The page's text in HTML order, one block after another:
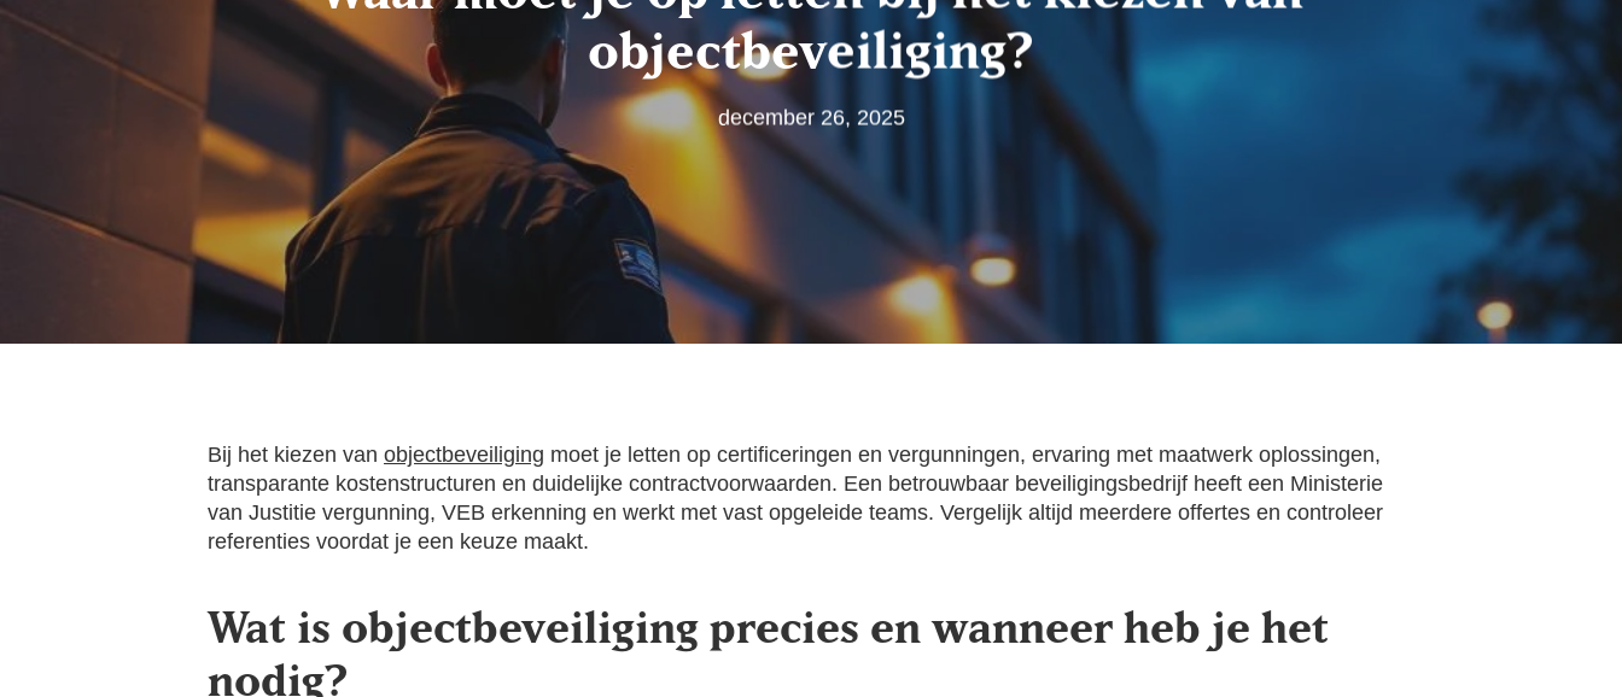
objectbeveiliging?
december 26, 2025
Bij het kiezen van objectbeveiliging moet je letten op certificeringen en vergunningen, ervaring met maatwerk oplossingen,
transparante kostenstructuren en duidelijke contractvoorwaarden. Een betrouwbaar beveiligingsbedrijf heeft een Ministerie
van Justitie vergunning, VEB erkenning en werkt met vast opgeleide teams. Vergelijk altijd meerdere offertes en controleer
referenties voordat je een keuze maakt.
Wat is objectbeveiliging precies en wanneer heb je het
nodig?